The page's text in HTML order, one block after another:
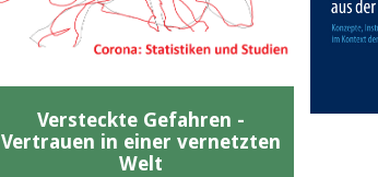
Versteckte Gefahren -
Vertrauen in einer vernetzten
Welt